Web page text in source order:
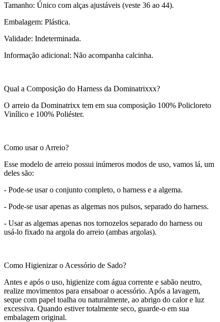
Tamanho: Único com alças ajustáveis (veste 36 ao 44).
Embalagem: Plástica.
Validade: Indeterminada.
Informação adicional: Não acompanha calcinha.
Qual a Composição do Harness da Dominatrixxx?
O arreio da Dominatrixx tem em sua composição 100% Policloreto
Vinílico e 100% Poliéster.
Como usar o Arreio?
Esse modelo de arreio possui inúmeros modos de uso, vamos lá, um
deles são:
- Pode-se usar o conjunto completo, o harness e a algema.
- Pode-se usar apenas as algemas nos pulsos, separado do harness.
- Usar as algemas apenas nos tornozelos separado do harness ou
usá-lo fixado na argola do arreio (ambas argolas).
Como Higienizar o Acessório de Sado?
Antes e após o uso, higienize com água corrente e sabão neutro,
realize movimentos para ensaboar o acessório. Após a lavagem,
seque com papel toalha ou naturalmente, ao abrigo do calor e luz
excessiva. Quando estiver totalmente seco, guarde-o em sua
embalagem original.